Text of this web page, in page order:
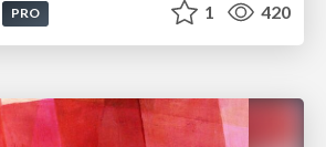
PRO 1 420